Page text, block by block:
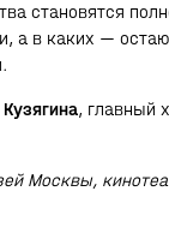
становятся
а в каких —
, главный
Москвы,